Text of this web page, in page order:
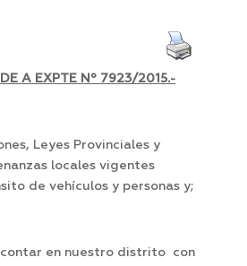
A EXPTE Nº 7923/2015.-
Leyes Provinciales y
locales vigentes
de vehículos y personas y;
contar en nuestro distrito con